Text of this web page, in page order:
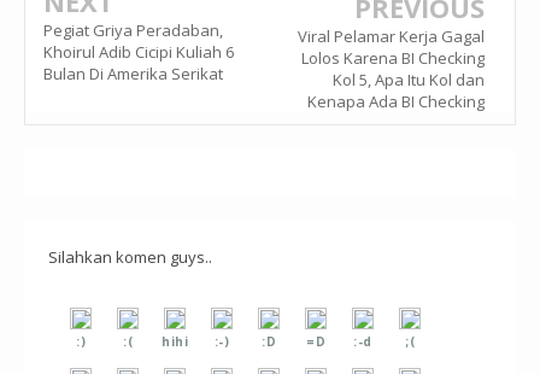
Pegiat Griya Peradaban,
Khoirul Adib Cicipi Kuliah 6
Bulan Di Amerika Serikat
Viral Pelamar Kerja Gagal
Lolos Karena BI Checking
Kol 5, Apa Itu Kol dan
Kenapa Ada BI Checking
Silahkan komen guys..
:) :( hihi :-) :D =D :-d ;(